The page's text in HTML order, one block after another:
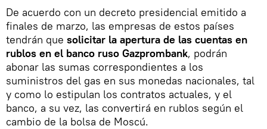
De acuerdo con un decreto presidencial emitido a
finales de marzo, las empresas de estos países
tendrán que solicitar la apertura de las cuentas en
rublos en el banco ruso Gazprombank, podrán
abonar las sumas correspondientes a los
suministros del gas en sus monedas nacionales, tal
y como lo estipulan los contratos actuales, y el
banco, a su vez, las convertirá en rublos según el
cambio de la bolsa de Moscú.